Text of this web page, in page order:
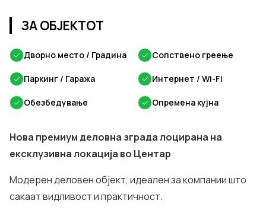
ЗА ОБЈЕКТОТ
✓ Дворно место / Градина ✓ Сопствено греење
✓ Паркинг / Гаража ✓ Интернет / Wi-Fi
✓ Обезбедување ✓ Опремена кујна
Нова премиум деловна зграда лоцирана на
ексклузивна локација во Центар
Модерен деловен објект, идеален за компании што
сакаат видливост и практичност.